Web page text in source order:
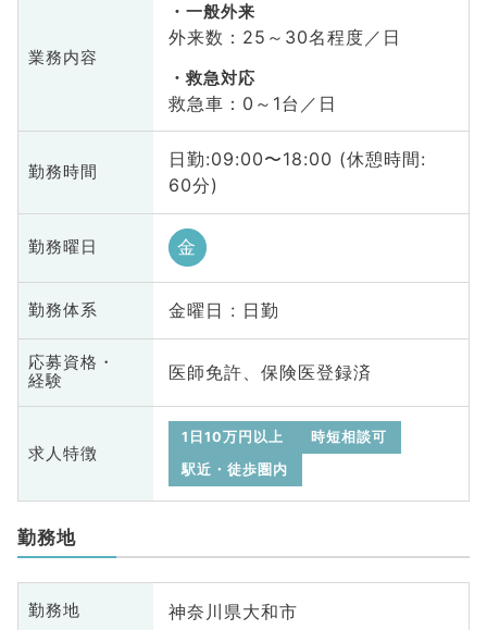
業務内容
一般外来
外来数：25～30名程度／日
救急対応
救急車：0～1台／日
勤務時間
日勤:09:00〜18:00 (休憩時間:
60分)
勤務曜日 金
勤務体系 金曜日 : 日勤
応募資格・
経験
医師免許、保険医登録済
求人特徴
1日10万円以上
時短相談可
駅近・徒歩圏内
勤務地
勤務地 神奈川県大和市